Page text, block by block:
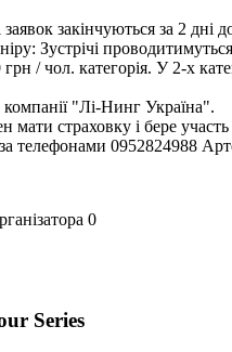
заявок закінчуються за 2
Зустрічі
/ чол. категорія. У 2-х
"Лі-Нинг Україна".
страховку і бере
телефонами 0952824988
0
Series